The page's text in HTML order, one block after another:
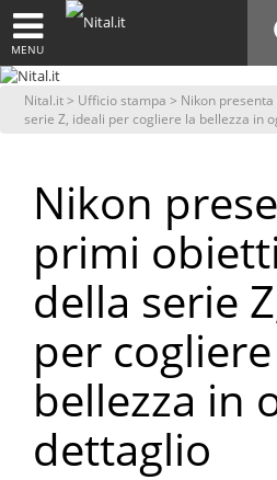
MENU
Nital.it> Ufficio stampa > Nikon
serie Z, ideali per cogliere la bellezza in
Nikon
primi
della serie
per
bellezza in
dettaglio